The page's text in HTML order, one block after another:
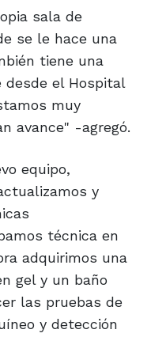
sala de
se le hace una
tiene una
desde el Hospital
muy
avance" -agregó.
equipo,
y
técnica en
adquirimos una
gel y un baño
las pruebas de
y detección